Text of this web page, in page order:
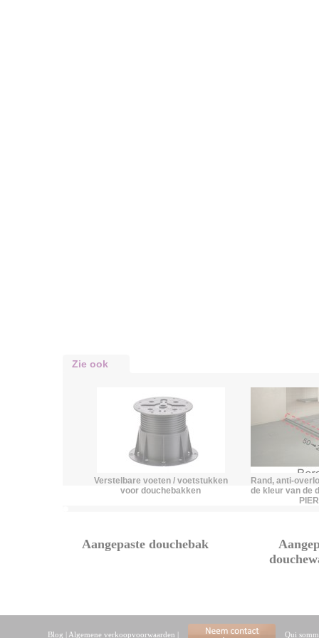
Zie ook
Verstelbare voeten / voetstukken
voor douchebakken
Rand, anti-
de kleur van de
Aangepaste douchebak
Blog | Algemene verkoopvoorwaarden | Qui